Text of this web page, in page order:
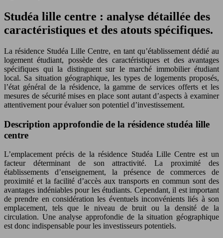
Studéa lille centre : analyse détaillée des
caractéristiques et des atouts spécifiques.
La résidence Studéa Lille Centre, en tant qu’établissement dédié au
logement étudiant, possède des caractéristiques et des avantages
spécifiques qui la distinguent sur le marché immobilier étudiant
local. Sa situation géographique, les types de logements proposés,
l’état général de la résidence, la gamme de services offerts et les
mesures de sécurité mises en place sont autant d’aspects à examiner
attentivement pour évaluer son potentiel d’investissement.
Description approfondie de la résidence studéa lille
centre
L’emplacement précis de la résidence Studéa Lille Centre est un
facteur déterminant de son attractivité. La proximité des
établissements d’enseignement, la présence de commerces de
proximité et la facilité d’accès aux transports en commun sont des
avantages indéniables pour les étudiants. Cependant, il est important
de prendre en considération les éventuels inconvénients liés à son
emplacement, tels que le niveau de bruit ou la densité de la
circulation. Une analyse approfondie de la situation géographique
est donc indispensable pour les investisseurs potentiels.